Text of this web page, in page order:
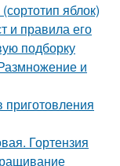
яблок)
и правила его
подборку
и
Гортензия